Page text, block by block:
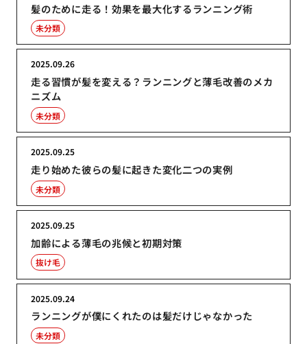
髪のために走る！効果を最大化するランニング術
未分類
走る習慣が髪を変える？ランニングと薄毛改善のメカ
ニズム
2025.09.26
未分類
走り始めた彼らの髪に起きた変化二つの実例
2025.09.25
未分類
加齢による薄毛の兆候と初期対策
2025.09.25
抜け毛
ランニングが僕にくれたのは髪だけじゃなかった
2025.09.24
未分類